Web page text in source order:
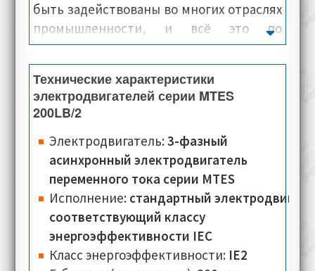
быть задействованы во многих отраслях
промышленности, и всё это по
недорогой цене. Как правило, внешние
панели и каркас электропривода,
отлиты из чугуна, что в свою очередь
говорит о сверхпрочной и монолитной
конструкции. Электромашины данной
серии, располагают эффективной
системой охлаждения, демонстрируют
высокую устойчивость к постоянным
механическим нагрузкам, что в свою
очередь позволяет им,
функционировать при любых условиях.
Технические характеристики
электродвигателей серии MTES
200LB/2
Электродвигатель:3-фазный
асинхронный электродвигатель
переменного тока серии MTES
Исполнение: стандартный
соответствующий классу
энергоэффективности IEC
Класс энергоэффективности: IE2